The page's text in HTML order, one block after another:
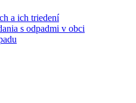
a ich triedení
s odpadmi v obci